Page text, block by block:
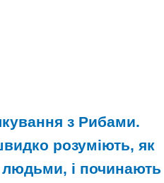
з Рибами.
розуміють, як
і починають